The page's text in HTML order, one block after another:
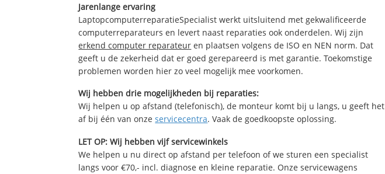
Jarenlange ervaring
LaptopcomputerreparatieSpecialist werkt uitsluitend met gekwalificeerde
computerreparateurs en levert naast reparaties ook onderdelen. Wij zijn
erkend computer reparateur en plaatsen volgens de ISO en NEN norm. Dat
geeft u de zekerheid dat er goed gerepareerd is met garantie. Toekomstige
problemen worden hier zo veel mogelijk mee voorkomen.
Wij hebben drie mogelijkheden bij reparaties:
Wij helpen u op afstand (telefonisch), de monteur komt bij u langs, u geeft het
af bij één van onzeservicecentra. Vaak de goedkoopste oplossing.
LET OP: Wij hebben vijf servicewinkels
We helpen u nu direct op afstand per telefoon of we sturen een specialist
langs voor €70,- incl. diagnose en kleine reparatie. Onze servicewagens